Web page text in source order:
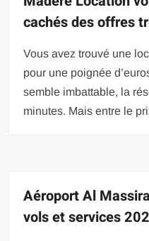
cachés des offres
Vous avez trouvé une
pour une poignée
semble imbattable, la
minutes. Mais entre le
Aéroport Al
vols et services